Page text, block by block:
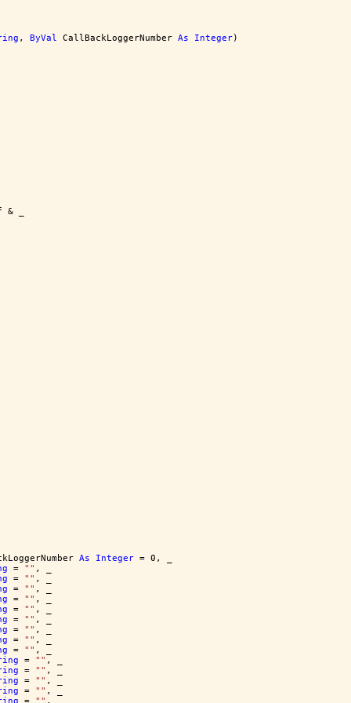
, ByVal CallBackLoggerNumber As Integer)
& _
As Integer = 0, _
= "" , _
= "" , _
= "" , _
= "" , _
= "" , _
= "" , _
= "" , _
= "" , _
= "" , _
= "" , _
= "" , _
= "" , _
= "" , _